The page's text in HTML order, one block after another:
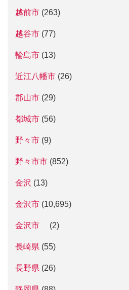
越前市 (263)
越谷市 (77)
輪島市 (13)
近江八幡市 (26)
郡山市 (29)
都城市 (56)
野々市 (9)
野々市市 (852)
金沢 (13)
金沢市 (10,695)
金沢市 (2)
長崎県 (55)
長野県 (26)